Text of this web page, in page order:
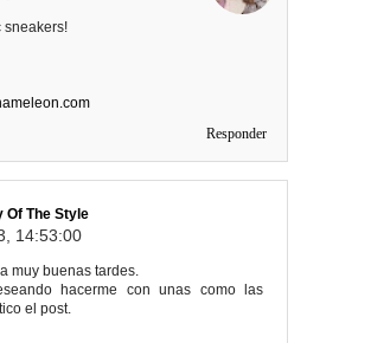
sneakers!
Responder
Of The Style
14:53:00
muy buenas tardes.
hacerme con unas como las
el post.